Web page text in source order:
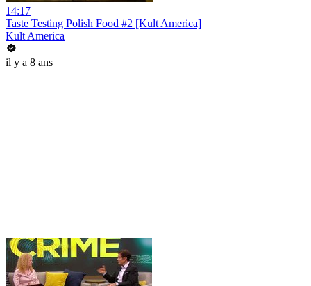
14:17
Taste Testing Polish Food #2 [Kult America]
Kult America
il y a 8 ans